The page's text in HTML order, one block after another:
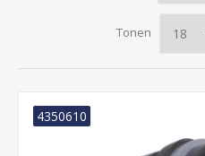
Tonen
4350610